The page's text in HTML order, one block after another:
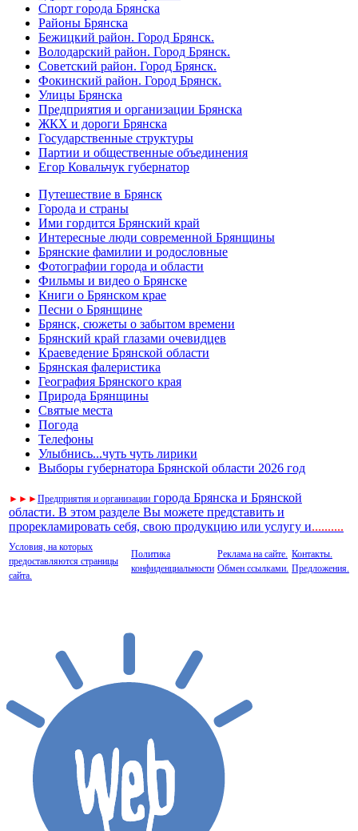
Спорт города Брянска
Районы Брянска
Бежицкий район. Город Брянск.
Володарский район. Город Брянск.
Советский район. Город Брянск.
Фокинский район. Город Брянск.
Улицы Брянска
Предприятия и организации Брянска
ЖКХ и дороги Брянска
Государственные структуры
Партии и общественные объединения
Егор Ковальчук губернатор
Путешествие в Брянск
Города и страны
Ими гордится Брянский край
Интересные люди современной Брянщины
Брянские фамилии и родословные
Фотографии города и области
Фильмы и видео о Брянске
Книги о Брянском крае
Песни о Брянщине
Брянск, сюжеты о забытом времени
Брянский край глазами очевидцев
Краеведение Брянской области
Брянская фалеристика
География Брянского края
Природа Брянщины
Святые места
Погода
Телефоны
Улыбнись...чуть чуть лирики
Выборы губернатора Брянской области 2026 год
► ► ►Предприятия и организации города Брянска и Брянской
области. В этом разделе Вы можете представить и
прорекламировать себя, свою продукцию или услугу и..........
Условия, на которых
предоставляются страницы
сайта.
Политика
конфиденциальности
Реклама на сайте.
Обмен ссылками.
Контакты.
Предложения.